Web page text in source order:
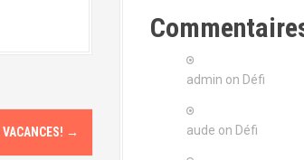
→
admin on Défi
aude on Défi